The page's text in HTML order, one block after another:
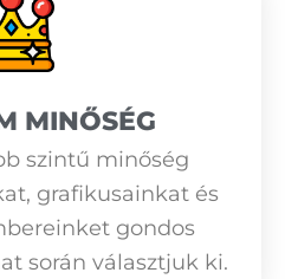
MINŐSÉG
szintű minőség
grafikusainkat és
gondos
során választjuk ki.